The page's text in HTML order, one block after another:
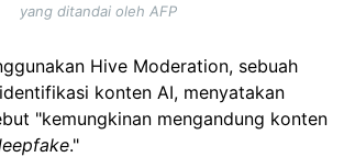
yang ditandai oleh AFP
Hive Moderation, sebuah
konten AI, menyatakan
"kemungkinan mengandung konten
."